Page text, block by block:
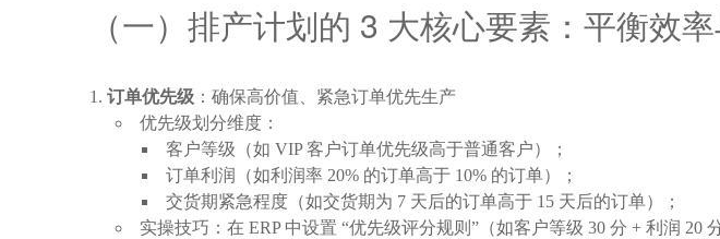
（一）排产计划的 3 大核心要素：平衡效
订单优先级 ：确保高价值、紧急订单优先生产
优先级划分维度：
客户等级（如 VIP 客户订单优先级高于普通客户）；
订单利润（如利润率 20% 的订单高于 10% 的订单）；
交货期紧急程度（如交货期为 7 天后的订单高于 15 天后的订单）；
实操技巧：在 ERP 中设置 “优先级评分规则”（如客户等级 30 分 + 利润